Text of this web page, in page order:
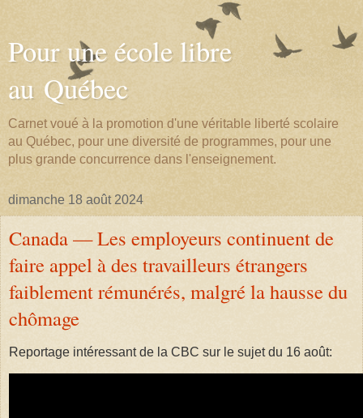
Pour une école libre
au Québec
Carnet voué à la promotion d'une véritable liberté scolaire
au Québec, pour une diversité de programmes, pour une
plus grande concurrence dans l'enseignement.
dimanche 18 août 2024
Canada — Les employeurs continuent de
faire appel à des travailleurs étrangers
faiblement rémunérés, malgré la hausse du
chômage
Reportage intéressant de la CBC sur le sujet du 16 août: